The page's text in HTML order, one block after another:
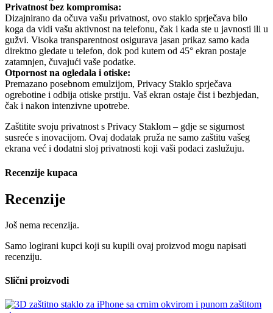
Privatnost bez kompromisa:
Dizajnirano da očuva vašu privatnost, ovo staklo sprječava bilo
koga da vidi vašu aktivnost na telefonu, čak i kada ste u javnosti ili u
gužvi. Visoka transparentnost osigurava jasan prikaz samo kada
direktno gledate u telefon, dok pod kutem od 45° ekran postaje
zatamnjen, čuvajući vaše podatke.
Otpornost na ogledala i otiske:
Premazano posebnom emulzijom, Privacy Staklo sprječava
ogrebotine i odbija otiske prstiju. Vaš ekran ostaje čist i bezbjedan,
čak i nakon intenzivne upotrebe.
Zaštitite svoju privatnost s Privacy Staklom – gdje se sigurnost
susreće s inovacijom. Ovaj dodatak pruža ne samo zaštitu vašeg
ekrana već i dodatni sloj privatnosti koji vaši podaci zaslužuju.
Recenzije kupaca
Recenzije
Još nema recenzija.
Samo logirani kupci koji su kupili ovaj proizvod mogu napisati
recenziju.
Slični proizvodi